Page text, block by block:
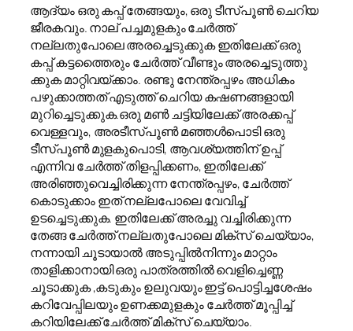
ആദ്യം ഒരു കപ്പ് തേങ്ങയും, ഒരു ടീസ്പൂൺ ചെറിയ
ജീരകവും. നാല് പച്ചമുളകും ചേർത്ത്
നല്ലതുപോലെ അരച്ചെടുക്കുക ഇതിലേക്ക് ഒരു
കപ്പ് കട്ടത്തൈരും ചേർത്ത് വീണ്ടും അരച്ചെടുത്തു
ക്കുക മാറ്റിവയ്ക്കാം. രണ്ടു നേന്ത്രപ്പഴം അധികം
പഴുക്കാത്തത് എടുത്ത് ചെറിയ കഷണങ്ങളായി
മുറിച്ചെടുക്കുക.ഒരു മൺ ചട്ടിയിലേക്ക് അരക്കപ്പ്
വെള്ളവും, അരടീസ്പൂൺ മഞ്ഞൾപൊടി ഒരു
ടീസ്പൂൺ മുളകുപൊടി, ആവശ്യത്തിന് ഉപ്പ്
എന്നിവ ചേർത്ത് തിളപ്പിക്കണം, ഇതിലേക്ക്
അരിഞ്ഞുവെച്ചിരിക്കുന്ന നേന്ത്രപ്പഴം, ചേർത്ത്
കൊടുക്കാം ഇത് നല്ലപോലെ വേവിച്ച്
ഉടച്ചെടുക്കുക. ഇതിലേക്ക് അരച്ചു വച്ചിരിക്കുന്ന
തേങ്ങ ചേർത്ത് നല്ലതുപോലെ മിക്സ് ചെയ്യാം,
നന്നായി ചൂടായാൽ അടുപ്പിൽനിന്നും മാറ്റാം
താളിക്കാനായി ഒരു പാത്രത്തിൽ വെളിച്ചെണ്ണ
ചൂടാക്കുക ,കടുകും ഉലുവയും ഇട്ട് പൊട്ടിച്ചശേഷം
കറിവേപ്പിലയും ഉണക്കമുളകും ചേർത്ത് മൂപ്പിച്ച്
കറിയിലേക്ക് ചേർത്ത് മിക്സ് ചെയ്യാം.